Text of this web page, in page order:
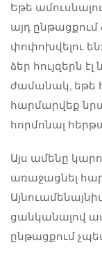
Եթե
այդ
փոփոխվելու
ձեր հույզերն էլ
ժամանակ, եթե
հարմարվեք
հորմոնալ
Այս ամենը
առաջացնել
ցանկանալով
ընթացքում